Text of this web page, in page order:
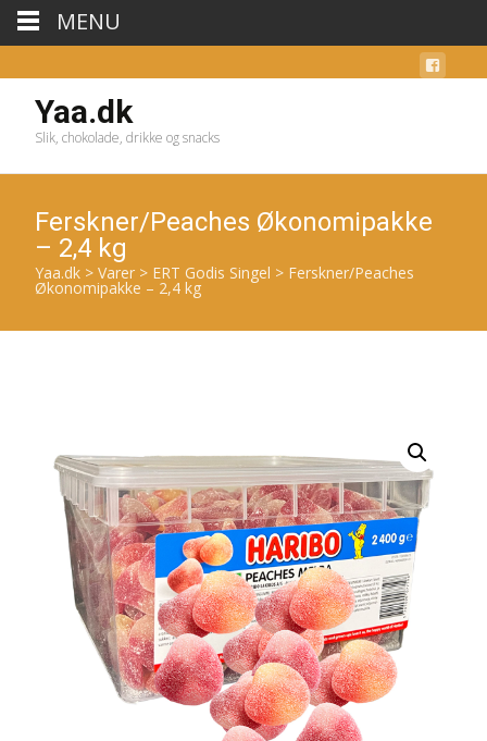
Yaa.dk
Slik, chokolade, drikke og snacks
Ferskner/Peaches Økonomipakke
– 2,4 kg
Yaa.dk > Varer > ERT Godis Singel > Ferskner/Peaches
Økonomipakke – 2,4 kg
MENU